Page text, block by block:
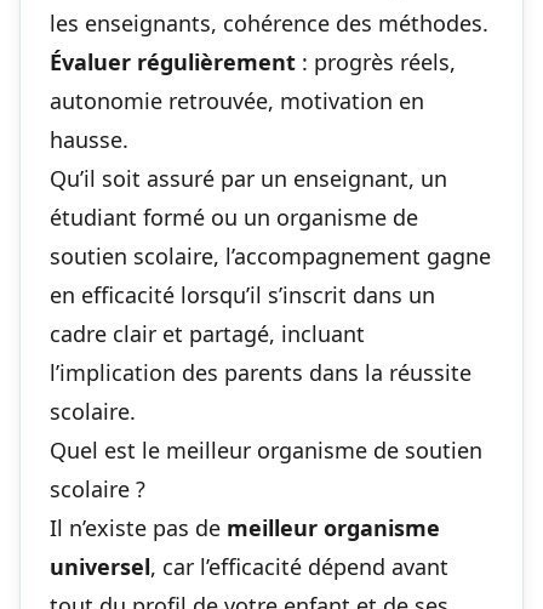
les enseignants, cohérence des méthodes.
Évaluer régulièrement : progrès réels,
autonomie retrouvée, motivation en
hausse.
Qu’il soit assuré par un enseignant, un
étudiant formé ou un organisme de
soutien scolaire, l’accompagnement gagne
en efficacité lorsqu’il s’inscrit dans un
cadre clair et partagé, incluant
l’implication des parents dans la réussite
scolaire.
Quel est le meilleur organisme de soutien
scolaire ?
Il n’existe pas de meilleur organisme
universel, car l’efficacité dépend avant